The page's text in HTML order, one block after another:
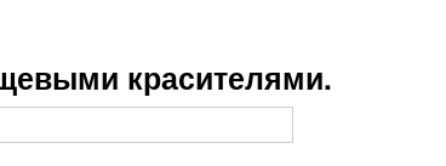
красителями.